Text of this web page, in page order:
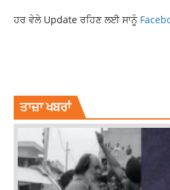
ਹਰ ਵੇਲੇ Update ਰਹਿਣ ਲਈ ਸਾਨੂੰ
ਤਾਜ਼ਾ ਖਬਰਾਂ